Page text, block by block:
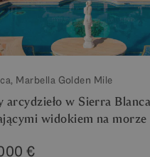
Marbella Golden Mile
arcydzieło w Sierra
widokiem na morze
€